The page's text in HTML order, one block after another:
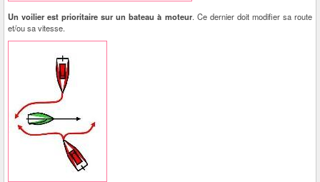
Un voilier est prioritaire sur un bateau à moteur. Ce dernier doit modifier sa route
et/ou sa vitesse.